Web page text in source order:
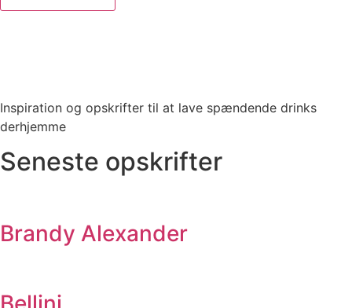
Inspiration og opskrifter til at lave spændende drinks
derhjemme
Seneste opskrifter
Brandy Alexander